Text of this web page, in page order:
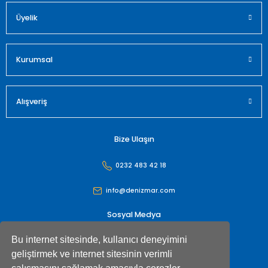
Bu internet sitesinde, kullanıcı deneyimini
geliştirmek ve internet sitesinin verimli
Üyelik
Kurumsal
Alışveriş
Bize Ulaşın
0232 483 42 18
info@denizmar.com
Sosyal Medya